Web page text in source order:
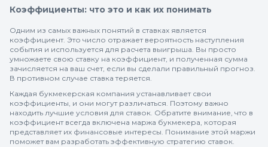
Коэффициенты: что это и как их понимать
Одним из самых важных понятий в ставках является
коэффициент. Это число отражает вероятность наступления
события и используется для расчета выигрыша. Вы просто
умножаете свою ставку на коэффициент, и полученная сумма
зачисляется на ваш счет, если вы сделали правильный прогноз.
В противном случае ставка теряется.
Каждая букмекерская компания устанавливает свои
коэффициенты, и они могут различаться. Поэтому важно
находить лучшие условия для ставок. Обратите внимание, что в
коэффициент всегда включена маржа букмекера, которая
представляет их финансовые интересы. Понимание этой маржи
поможет вам разработать эффективную стратегию ставок.